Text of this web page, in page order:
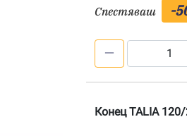
Спестяваш -
TALIA
Конец TALIA